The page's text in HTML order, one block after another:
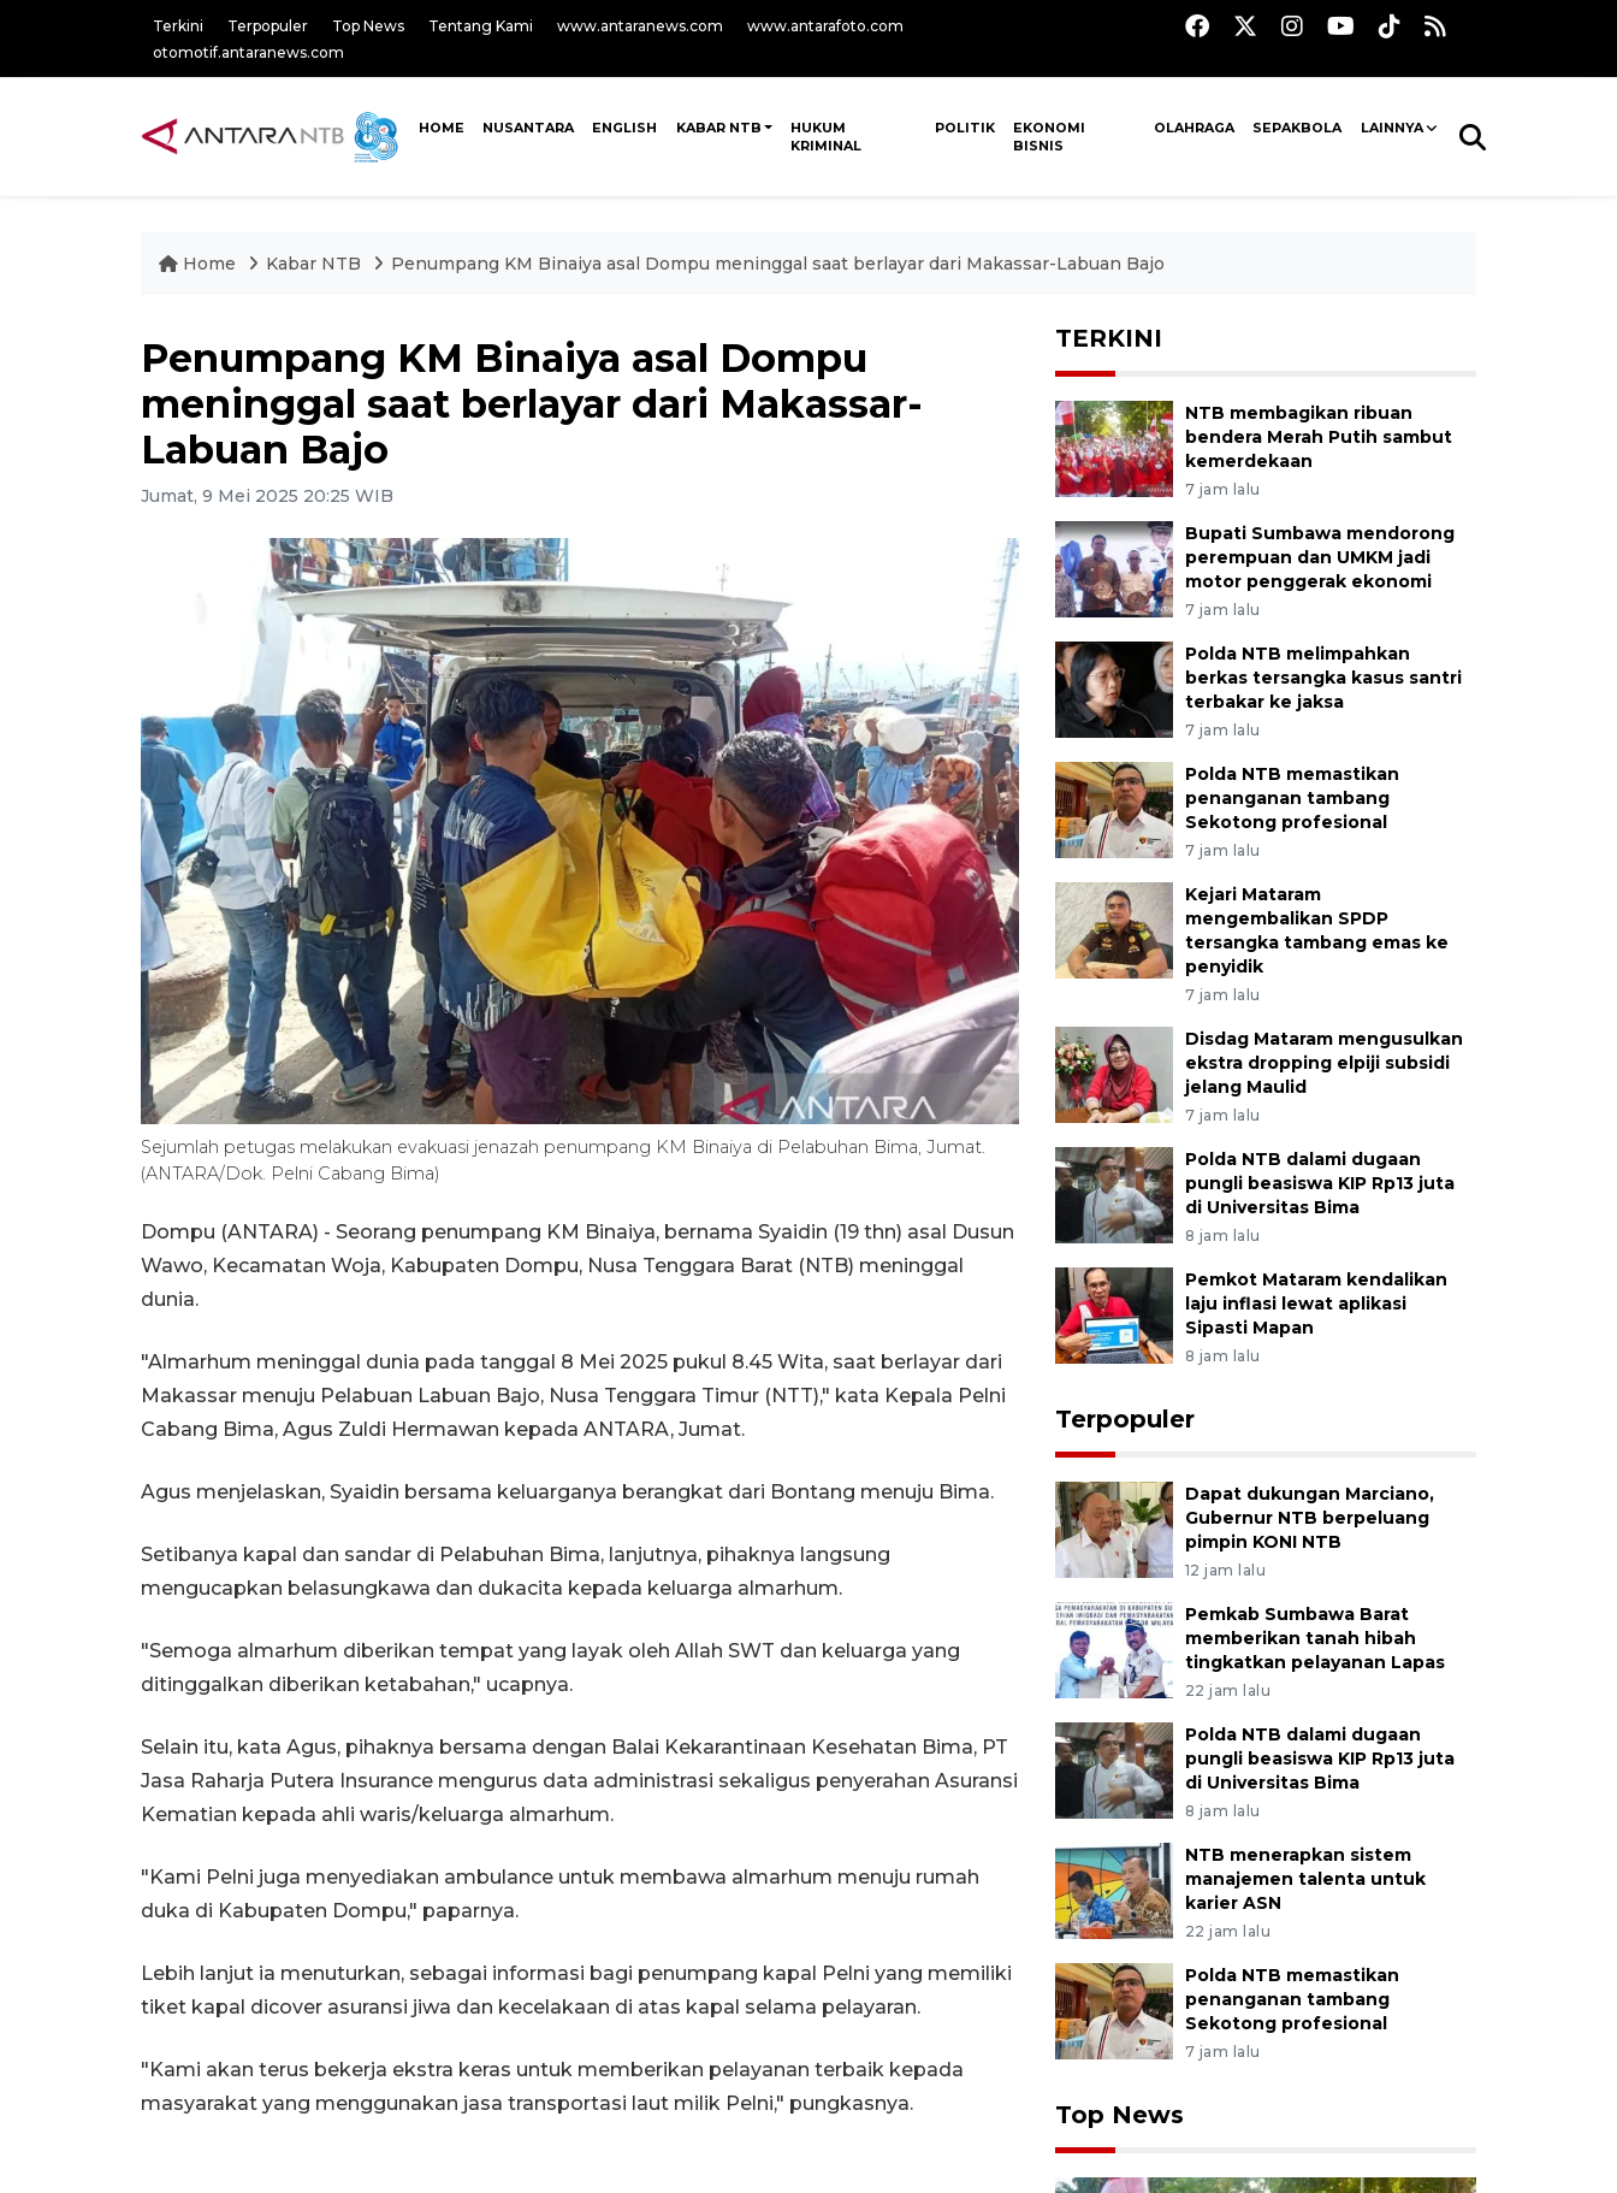
Terkini Terpopuler Top News Tentang Kami www.antaranews.com
www.antarafoto.com
otomotif.antaranews.com
HOME NUSANTARA ENGLISH KABAR NTB
HUKUM
KRIMINAL
POLITIK
EKONOMI
BISNIS
OLAHRAGA SEPAKBOLA LAINNYA
Home Kabar NTB Penumpang KM Binaiya asal Dompu meninggal saat berlayar dari Makassar-Labuan Bajo
Penumpang KM Binaiya asal Dompu
meninggal saat berlayar dari Makassar-
Labuan Bajo
Jumat, 9 Mei 2025 20:25 WIB
Sejumlah petugas melakukan evakuasi jenazah penumpang KM Binaiya di Pelabuhan Bima, Jumat.
(ANTARA/Dok. Pelni Cabang Bima)
Dompu (ANTARA) - Seorang penumpang KM Binaiya, bernama Syaidin (19 thn) asal Dusun
Wawo, Kecamatan Woja, Kabupaten Dompu, Nusa Tenggara Barat (NTB) meninggal
dunia.
"Almarhum meninggal dunia pada tanggal 8 Mei 2025 pukul 8.45 Wita, saat berlayar dari
Makassar menuju Pelabuan Labuan Bajo, Nusa Tenggara Timur (NTT)," kata Kepala Pelni
Cabang Bima, Agus Zuldi Hermawan kepada ANTARA, Jumat.
Agus menjelaskan, Syaidin bersama keluarganya berangkat dari Bontang menuju Bima.
Setibanya kapal dan sandar di Pelabuhan Bima, lanjutnya, pihaknya langsung
mengucapkan belasungkawa dan dukacita kepada keluarga almarhum.
"Semoga almarhum diberikan tempat yang layak oleh Allah SWT dan keluarga yang
ditinggalkan diberikan ketabahan," ucapnya.
Selain itu, kata Agus, pihaknya bersama dengan Balai Kekarantinaan Kesehatan Bima, PT
Jasa Raharja Putera Insurance mengurus data administrasi sekaligus penyerahan Asuransi
Kematian kepada ahli waris/keluarga almarhum.
"Kami Pelni juga menyediakan ambulance untuk membawa almarhum menuju rumah
duka di Kabupaten Dompu," paparnya.
Lebih lanjut ia menuturkan, sebagai informasi bagi penumpang kapal Pelni yang memiliki
tiket kapal dicover asuransi jiwa dan kecelakaan di atas kapal selama pelayaran.
"Kami akan terus bekerja ekstra keras untuk memberikan pelayanan terbaik kepada
masyarakat yang menggunakan jasa transportasi laut milik Pelni," pungkasnya.
TERKINI
NTB membagikan ribuan
bendera Merah Putih sambut
kemerdekaan
7 jam lalu
Bupati Sumbawa mendorong
perempuan dan UMKM jadi
motor penggerak ekonomi
7 jam lalu
Polda NTB melimpahkan
berkas tersangka kasus santri
terbakar ke jaksa
7 jam lalu
Polda NTB memastikan
penanganan tambang
Sekotong profesional
7 jam lalu
Kejari Mataram
mengembalikan SPDP
tersangka tambang emas ke
penyidik
7 jam lalu
Disdag Mataram mengusulkan
ekstra dropping elpiji subsidi
jelang Maulid
7 jam lalu
Polda NTB dalami dugaan
pungli beasiswa KIP Rp13 juta
di Universitas Bima
8 jam lalu
Pemkot Mataram kendalikan
laju inflasi lewat aplikasi
Sipasti Mapan
8 jam lalu
Terpopuler
Dapat dukungan Marciano,
Gubernur NTB berpeluang
pimpin KONI NTB
12 jam lalu
Pemkab Sumbawa Barat
memberikan tanah hibah
tingkatkan pelayanan Lapas
22 jam lalu
Polda NTB dalami dugaan
pungli beasiswa KIP Rp13 juta
di Universitas Bima
8 jam lalu
NTB menerapkan sistem
manajemen talenta untuk
karier ASN
22 jam lalu
Polda NTB memastikan
penanganan tambang
Sekotong profesional
7 jam lalu
Top News